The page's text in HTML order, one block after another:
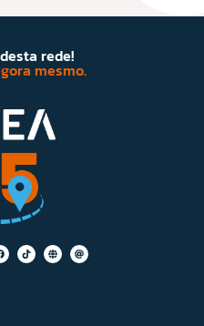
rede!
mesmo.